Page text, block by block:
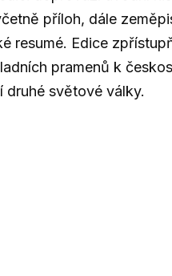
příloh, dále
resumé. Edice
pramenů k
druhé světové války.